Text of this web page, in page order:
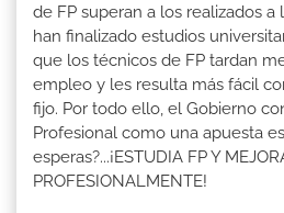
de FP superan a los realizados
han finalizado estudios
que los técnicos de FP tardan
empleo y les resulta más fácil
fijo. Por todo ello, el Gobierno
Profesional como una apuesta
esperas?...¡ESTUDIA FP Y
PROFESIONALMENTE!